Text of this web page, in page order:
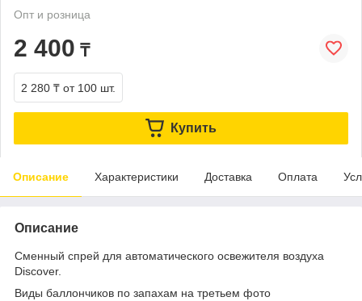
Опт и розница
2 400 ₸
2 280 ₸ от 100 шт.
Купить
Описание Характеристики Доставка Оплата
Описание
Сменный спрей для автоматического освежителя воздуха
Discover.
Виды баллончиков по запахам на третьем фото